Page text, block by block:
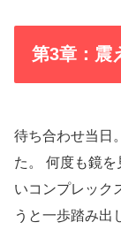
第3章：震
待ち合わせ当日
た。 何度も鏡
いコンプレック
うと一歩踏み出